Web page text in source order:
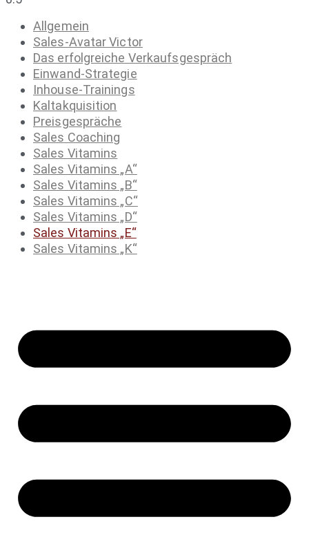
Allgemein
Sales-Avatar Victor
Das erfolgreiche Verkaufsgespräch
Einwand-Strategie
Inhouse-Trainings
Kaltakquisition
Preisgespräche
Sales Coaching
Sales Vitamins
Sales Vitamins „A“
Sales Vitamins „B“
Sales Vitamins „C“
Sales Vitamins „D“
Sales Vitamins „E“
Sales Vitamins „K“